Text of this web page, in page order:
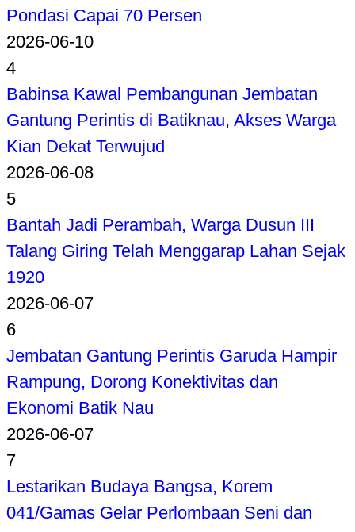
Pondasi Capai 70 Persen
2026-06-10
4
Babinsa Kawal Pembangunan Jembatan
Gantung Perintis di Batiknau, Akses Warga
Kian Dekat Terwujud
2026-06-08
5
Bantah Jadi Perambah, Warga Dusun III
Talang Giring Telah Menggarap Lahan Sejak
1920
2026-06-07
6
Jembatan Gantung Perintis Garuda Hampir
Rampung, Dorong Konektivitas dan
Ekonomi Batik Nau
2026-06-07
7
Lestarikan Budaya Bangsa, Korem
041/Gamas Gelar Perlombaan Seni dan